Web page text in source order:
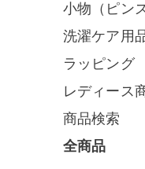
小物（ピン
洗濯ケア用
ラッピング
レディース
商品検索
全商品